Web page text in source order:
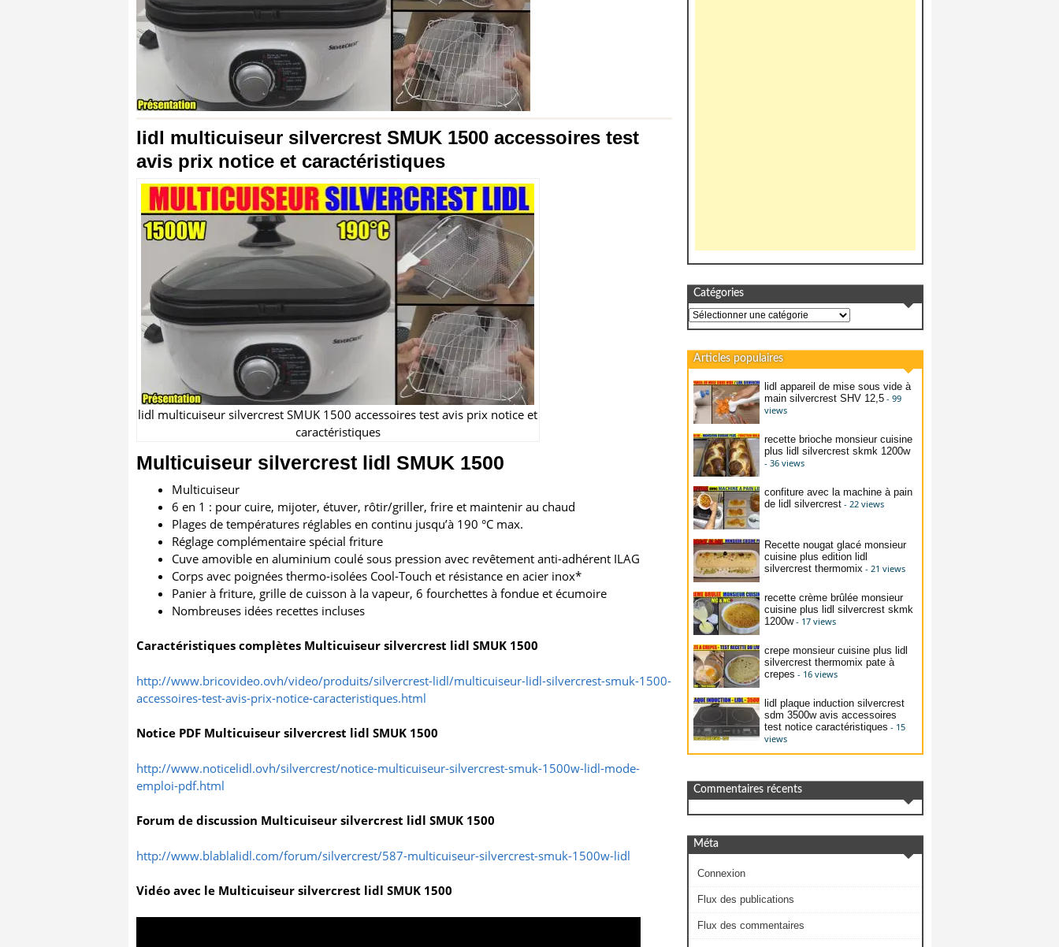
lidl multicuiseur silvercrest SMUK 1500 accessoires test
avis prix notice et caractéristiques
lidl multicuiseur silvercrest SMUK 1500 accessoires test avis prix notice et
caractéristiques
Multicuiseur silvercrest lidl SMUK 1500
Multicuiseur
6 en 1 : pour cuire, mijoter, étuver, rôtir/griller, frire et maintenir au chaud
Plages de températures réglables en continu jusqu’à 190 °C max.
Réglage complémentaire spécial friture
Cuve amovible en aluminium coulé sous pression avec revêtement anti-adhérent ILAG
Corps avec poignées thermo-isolées Cool-Touch et résistance en acier inox*
Panier à friture, grille de cuisson à la vapeur, 6 fourchettes à fondue et écumoire
Nombreuses idées recettes incluses
Caractéristiques complètes Multicuiseur silvercrest lidl SMUK 1500
http://www.bricovideo.ovh/video/produits/silvercrest-lidl/multicuiseur-lidl-silvercrest-smuk-1500-
accessoires-test-avis-prix-notice-caracteristiques.html
Notice PDF Multicuiseur silvercrest lidl SMUK 1500
http://www.noticelidl.ovh/silvercrest/notice-multicuiseur-silvercrest-smuk-1500w-lidl-mode-
emploi-pdf.html
Forum de discussion Multicuiseur silvercrest lidl SMUK 1500
http://www.blablalidl.com/forum/silvercrest/587-multicuiseur-silvercrest-smuk-1500w-lidl
Vidéo avec le Multicuiseur silvercrest lidl SMUK 1500
Catégories
Catégories
Articles populaires
lidl appareil de mise sous vide à
main silvercrest SHV 12,5 - 99
views
recette brioche monsieur cuisine
plus lidl silvercrest skmk 1200w
- 36 views
confiture avec la machine à pain
de lidl silvercrest - 22 views
Recette nougat glacé monsieur
cuisine plus edition lidl
silvercrest thermomix - 21 views
recette crème brûlée monsieur
cuisine plus lidl silvercrest skmk
1200w - 17 views
crepe monsieur cuisine plus lidl
silvercrest thermomix pate à
crepes - 16 views
lidl plaque induction silvercrest
sdm 3500w avis accessoires
test notice caractéristiques - 15
views
Commentaires récents
Méta
Connexion
Flux des publications
Flux des commentaires